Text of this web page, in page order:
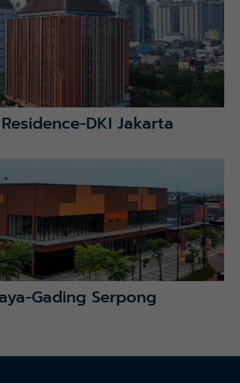
DKI Jakarta
Gading Serpong